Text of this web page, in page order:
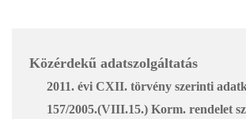
Közérdekű adatszolgáltatás
2011. évi CXII. törvény szerinti
157/2005.(VIII.15.) Korm. rendelet